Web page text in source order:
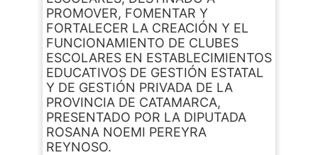
PROMOVER, FOMENTAR Y
FORTALECER LA CREACIÓN Y EL
FUNCIONAMIENTO DE CLUBES
ESCOLARES EN ESTABLECIMIENTOS
EDUCATIVOS DE GESTIÓN ESTATAL
Y DE GESTIÓN PRIVADA DE LA
PROVINCIA DE CATAMARCA,
PRESENTADO POR LA DIPUTADA
ROSANA NOEMI PEREYRA
REYNOSO.